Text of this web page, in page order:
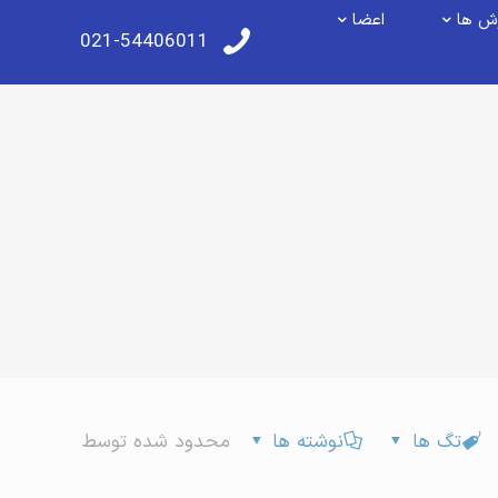
ها
اعضا
021-54406011
محدود شده توسط نوشته ها تگ ها